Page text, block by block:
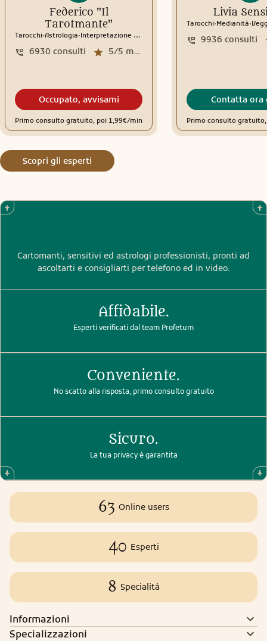
Federico "Il
Tarotmante"
Tarocchi.Astrologia.Interpretazione sogni
5/5 media recensioni
6930 consulti
Occupato, avvisami
Primo consulto gratuito, poi 1,99€/min
Livia
Tarocchi.Medianità.
9936 consulti
Contatta ora
Primo consulto
Scopri gli esperti
Cartomanti, sensitivi ed astrologi professionisti, pronti ad
ascoltarti e consigliarti per telefono ed in video.
Affidabile.
Esperti verificati dal team Profetum
Conveniente.
No scatto alla risposta, primo consulto gratuito
Sicuro.
La tua privacy è garantita
63 Online users
40 Esperti
8 Specialità
Informazioni
Specializzazioni